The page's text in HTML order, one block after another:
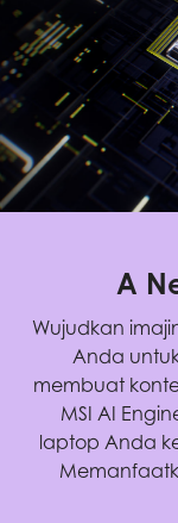
A
Wujudkan
Anda
membuat
MSI AI
laptop Anda